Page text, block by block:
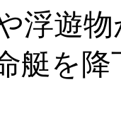
浮遊
艇を